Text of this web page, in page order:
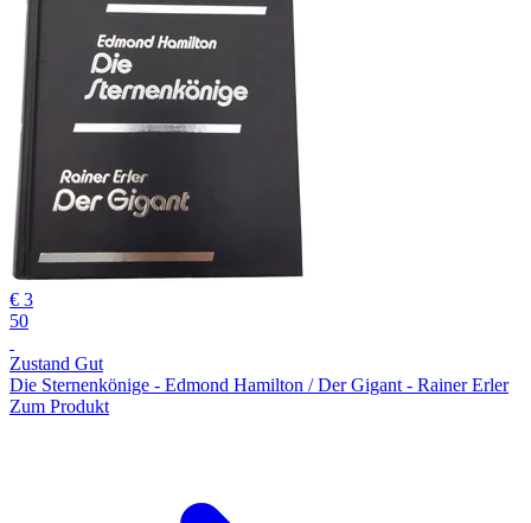
€ 3
50
Zustand Gut
Die Sternenkönige - Edmond Hamilton / Der Gigant - Rainer Erler
Zum Produkt